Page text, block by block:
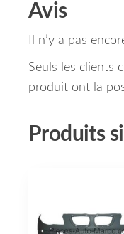
Avis
Il n’y a pas
Seuls les clients
produit ont la
Produits